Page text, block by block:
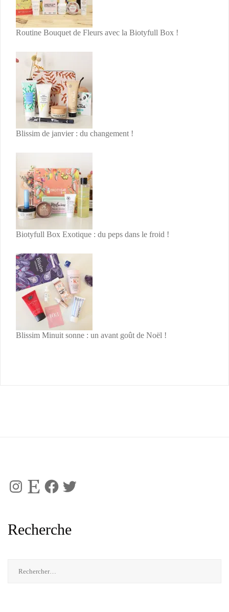
Routine Bouquet de Fleurs avec la Biotyfull Box !
Blissim de janvier : du changement !
Biotyfull Box Exotique : du peps dans le froid !
Blissim Minuit sonne : un avant goût de Noël !
Instagram
Etsy FacebookTwitter
Recherche